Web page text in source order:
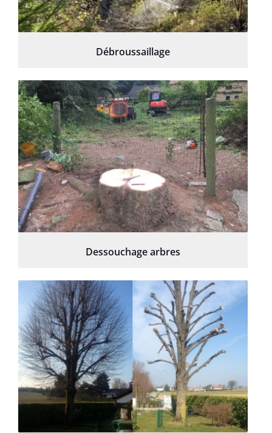
Débroussaillage
Dessouchage arbres